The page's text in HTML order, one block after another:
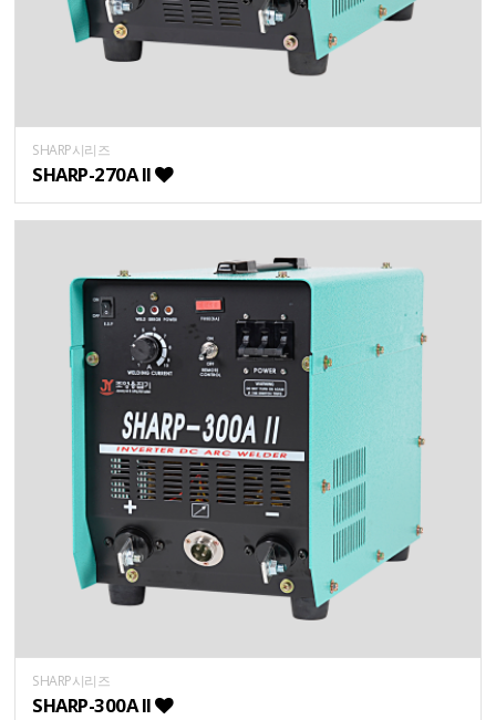
SHARP시리즈
SHARP-270A II
SHARP시리즈
SHARP-300A II